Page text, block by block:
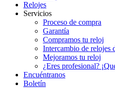
Relojes
Servicios
Proceso de compra
Garantía
Compramos tu reloj
Intercambio de relojes
Mejoramos tu reloj
¿Eres profesional?
Encuéntranos
Boletín